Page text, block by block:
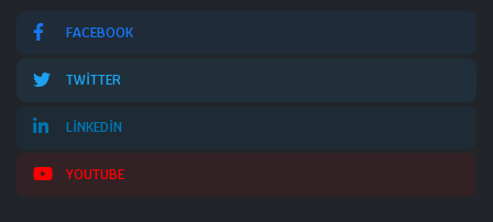
FACEBOOK
TWITTER
LINKEDIN
YOUTUBE